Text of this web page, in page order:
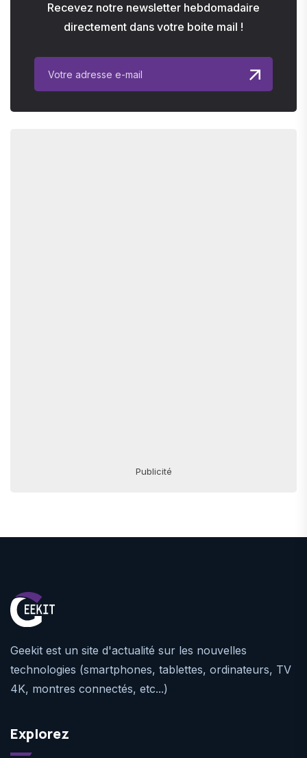
Recevez notre newsletter hebdomadaire
directement dans votre boite mail !
Publicité
Geekit est un site d'actualité sur les nouvelles
technologies (smartphones, tablettes, ordinateurs, TV
4K, montres connectés, etc...)
Explorez